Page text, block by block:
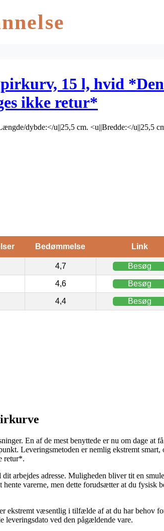
15 l, hvid
ikke retur*
dybde:</u||25,5 cm. <u||Bredde:</u||25,5
Bedømmelse Link
4,7 Besøg
4,6 Besøg
4,4 Besøg
En af de mest benyttede er nu om dage at
Leveringsmetoden er nemlig ekstremt smart,
retur*.
arbejdes adresse. Muligheden bliver tit en
varerne, men dette forudsætter at du fysisk
ekstremt væsentlig i tilfælde af at du har behov
leveringsdato ved den pågældende vare.